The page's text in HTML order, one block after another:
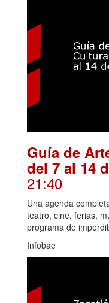
Guía de
del 7 al 14
21:40
Una agenda
teatro, cine, ferias,
programa de
Infobae